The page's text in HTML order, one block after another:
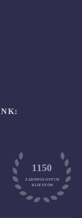
1150
ZADOWOLONYCH
KLIENTÓW